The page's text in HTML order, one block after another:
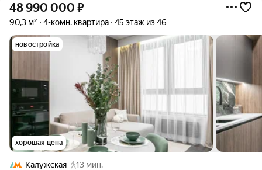
48 990 000 ₽
90,3 м² 4-комн. квартира 45 этаж из 46
новостройка
хорошая цена
Калужская
13 мин.